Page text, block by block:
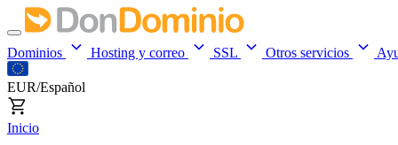
Dominios Hosting y correo SSL Otros servicios
EUR/Español
Inicio